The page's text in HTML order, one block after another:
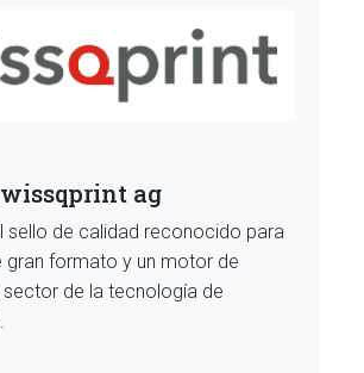
ag
sello de calidad reconocido para
gran formato y un motor de
sector de la tecnología de